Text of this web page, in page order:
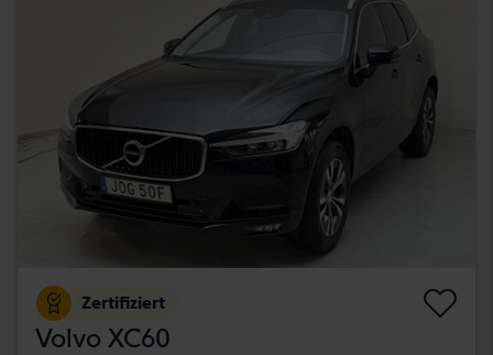
Zertifiziert
Volvo XC60